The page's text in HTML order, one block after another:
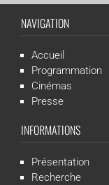
NAVIGATION
Accueil
Programmation
Cinémas
Presse
INFORMATIONS
Présentation
Recherche